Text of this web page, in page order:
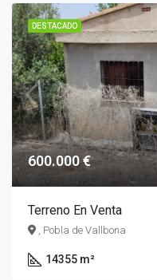
DESTACADO
600.000 €
Terreno En Venta
, Pobla de Vallbona
14355 m²